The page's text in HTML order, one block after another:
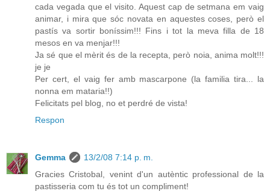
cada vegada que el visito. Aquest cap de setmana em vaig
animar, i mira que sóc novata en aquestes coses, però el
pastís va sortir boníssim!!! Fins i tot la meva filla de 18
mesos en va menjar!!!
Ja sé que el mèrit és de la recepta, però noia, anima molt!!!
je je
Per cert, el vaig fer amb mascarpone (la familia tira... la
nonna em mataria!!)
Felicitats pel blog, no et perdré de vista!
Respon
Gemma
13/2/08 7:14 p. m.
Gracies Cristobal, venint d'un autèntic professional de la
pastisseria com tu és tot un compliment!